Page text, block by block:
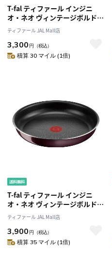
T-fal ティファール インジニ
オ・ネオ ヴィンテージボルド
ー・インテンス フライパン
22cm L43903 ガス火専用
ティファール JAL Mall店
3,300 円 （税込）
積算 30 マイル (1倍)
T-fal ティファール インジニ
オ・ネオ ヴィンテージボルド
ー・インテンス フライパン
28cm L43906 ガス火専用
ティファール JAL Mall店
3,900 円 （税込）
積算 35 マイル (1倍)